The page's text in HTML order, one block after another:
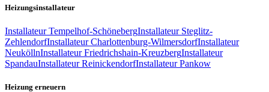
Heizungsinstallateur
Installateur Tempelhof-SchönebergInstallateur Steglitz-
ZehlendorfInstallateur Charlottenburg-WilmersdorfInstallateur
NeuköllnInstallateur Friedrichshain-KreuzbergInstallateur
SpandauInstallateur ReinickendorfInstallateur Pankow
Heizung erneuern